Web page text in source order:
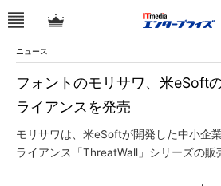
ニュース
フォントのモリサワ、米eSoft
ライアンスを発売
モリサワは、米eSoftが開発した中小企
ライアンス「ThreatWall」シリーズの販